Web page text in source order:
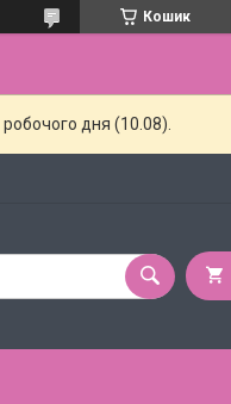
Кошик
дня (10.08).